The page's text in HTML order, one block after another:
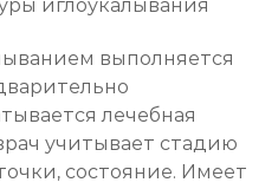
выполняется
лечебная
учитывает стадию
состояние. Имеет